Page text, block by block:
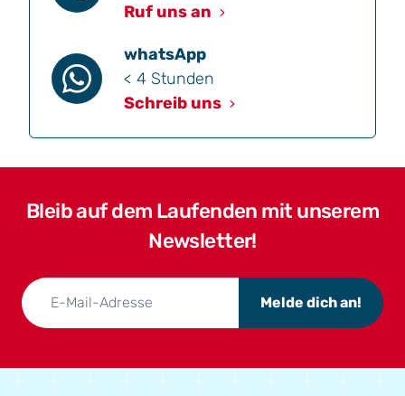
Ruf uns an
whatsApp
< 4 Stunden
Schreib uns
Bleib auf dem Laufenden mit unserem
Newsletter!
Melde dich an!